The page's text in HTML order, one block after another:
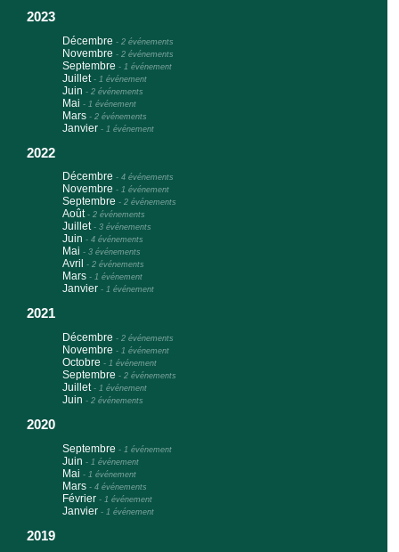
2023
Décembre - 2 événements
Novembre - 2 événements
Septembre - 1 événement
Juillet - 1 événement
Juin - 2 événements
Mai - 1 événement
Mars - 2 événements
Janvier - 1 événement
2022
Décembre - 4 événements
Novembre - 1 événement
Septembre - 2 événements
Août - 2 événements
Juillet - 3 événements
Juin - 4 événements
Mai - 3 événements
Avril - 2 événements
Mars - 1 événement
Janvier - 1 événement
2021
Décembre - 2 événements
Novembre - 1 événement
Octobre - 1 événement
Septembre - 2 événements
Juillet - 1 événement
Juin - 2 événements
2020
Septembre - 1 événement
Juin - 1 événement
Mai - 1 événement
Mars - 4 événements
Février - 1 événement
Janvier - 1 événement
2019